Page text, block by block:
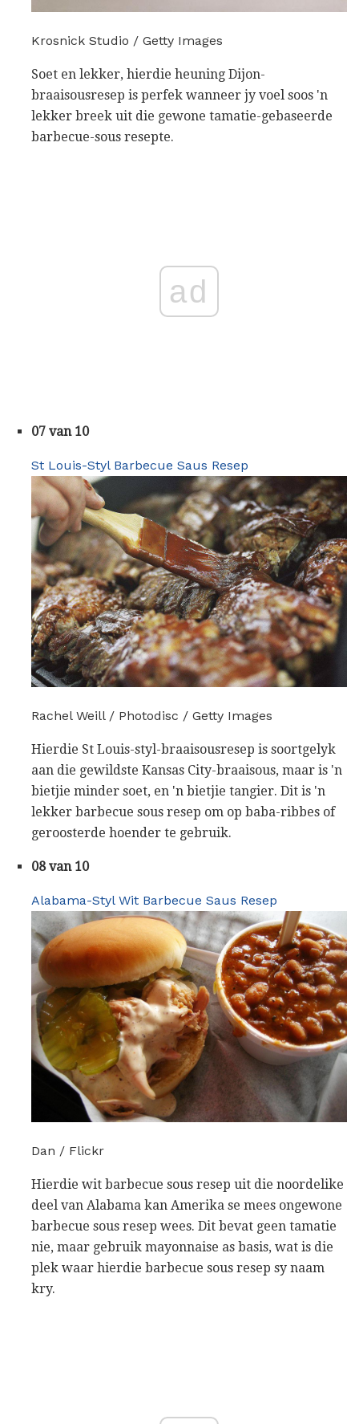
Krosnick Studio / Getty Images
Soet en lekker, hierdie heuning Dijon-
braaisousresep is perfek wanneer jy voel soos 'n
lekker breek uit die gewone tamatie-gebaseerde
barbecue-sous resepte.
ad
07 van 10
St Louis-Styl Barbecue Saus Resep
Rachel Weill / Photodisc / Getty Images
Hierdie St Louis-styl-braaisousresep is soortgelyk
aan die gewildste Kansas City-braaisous, maar is 'n
bietjie minder soet, en 'n bietjie tangier. Dit is 'n
lekker barbecue sous resep om op baba-ribbes of
geroosterde hoender te gebruik.
08 van 10
Alabama-Styl Wit Barbecue Saus Resep
Dan / Flickr
Hierdie wit barbecue sous resep uit die noordelike
deel van Alabama kan Amerika se mees ongewone
barbecue sous resep wees. Dit bevat geen tamatie
nie, maar gebruik mayonnaise as basis, wat is die
plek waar hierdie barbecue sous resep sy naam
kry.